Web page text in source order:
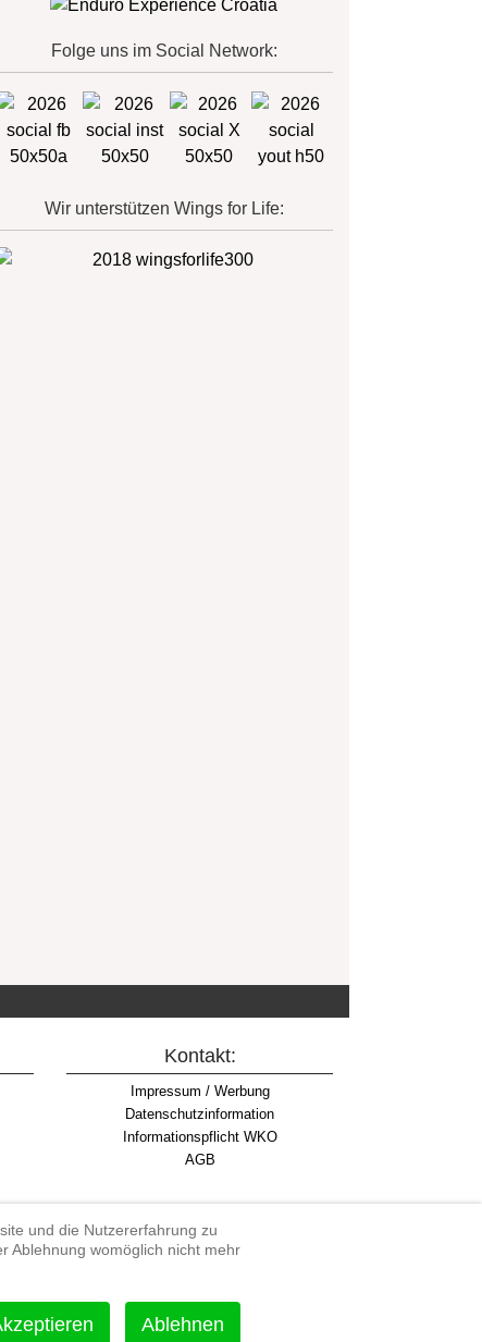
Folge uns im Social Network:
Wir unterstützen Wings for Life:
Kontakt:
Impressum / Werbung
Datenschutzinformation
Informationspflicht WKO
AGB
Extreme Enduro
und die Nutzererfahrung zu
Ablehnung womöglich nicht mehr
Ablehnen